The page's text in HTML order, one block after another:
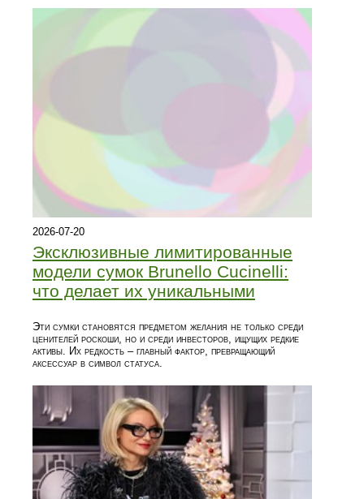
2026-07-20
Эксклюзивные лимитированные
модели сумок Brunello Cucinelli:
что делает их уникальными
Эти сумки становятся предметом желания не только среди
ценителей роскоши, но и среди инвесторов, ищущих редкие
активы. Их редкость – главный фактор, превращающий
аксессуар в символ статуса.